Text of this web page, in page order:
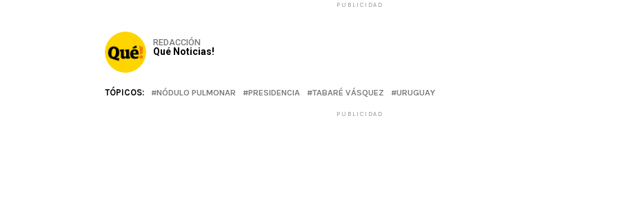
PUBLICIDAD
REDACCIÓN
Qué Noticias!
TÓPICOS: NÓDULO PULMONAR PRESIDENCIA TABARÉ VÁSQUEZ URUGUAY
PUBLICIDAD